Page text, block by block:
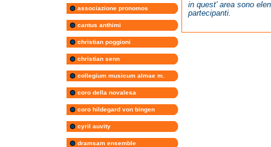
associazione pronomos
cantus anthimi
christian poggioni
christian senn
collegium musicum almae m.
coro della novalesa
coro hildegard von bingen
cyril auvity
dramsam ensemble
in quest' area sono
partecipanti.